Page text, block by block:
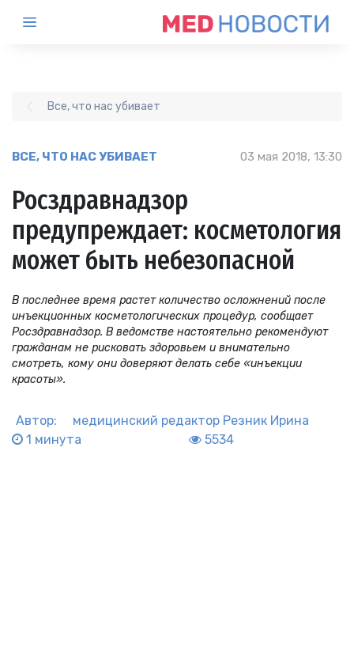
Все, что нас убивает
ВСЕ, ЧТО НАС УБИВАЕТ 03 мая 2018, 13:30
Росздравнадзор
предупреждает: косметология
может быть небезопасной
В последнее время растет количество осложнений после
инъекционных косметологических процедур, сообщает
Росздравнадзор. В ведомстве настоятельно рекомендуют
гражданам не рисковать здоровьем и внимательно
смотреть, кому они доверяют делать себе «инъекции
красоты».
Автор: медицинский редактор Резник Ирина
1 минута
5534